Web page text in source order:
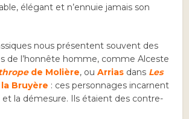
élégant et n’ennuie jamais son
nous présentent souvent des
de l’honnête homme, comme Alceste
de Molière, ouArrias dans Les
Bruyère : ces personnages incarnent
et la démesure. Ils étaient des contre-